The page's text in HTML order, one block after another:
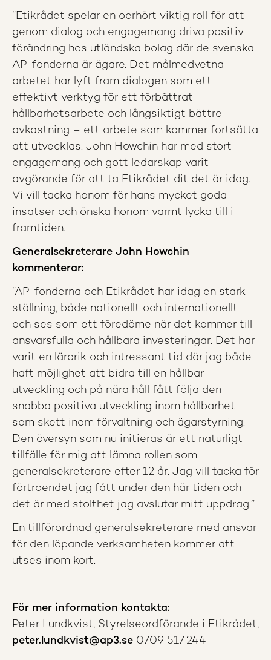
”Etikrådet spelar en oerhört viktig roll för att
genom dialog och engagemang driva positiv
förändring hos utländska bolag där de svenska
AP-fonderna är ägare. Det målmedvetna
arbetet har lyft fram dialogen som ett
effektivt verktyg för ett förbättrat
hållbarhetsarbete och långsiktigt bättre
avkastning – ett arbete som kommer fortsätta
att utvecklas. John Howchin har med stort
engagemang och gott ledarskap varit
avgörande för att ta Etikrådet dit det är idag.
Vi vill tacka honom för hans mycket goda
insatser och önska honom varmt lycka till i
framtiden.
Generalsekreterare John Howchin
kommenterar:
”AP-fonderna och Etikrådet har idag en stark
ställning, både nationellt och internationellt
och ses som ett föredöme när det kommer till
ansvarsfulla och hållbara investeringar. Det har
varit en lärorik och intressant tid där jag både
haft möjlighet att bidra till en hållbar
utveckling och på nära håll fått följa den
snabba positiva utveckling inom hållbarhet
som skett inom förvaltning och ägarstyrning.
Den översyn som nu initieras är ett naturligt
tillfälle för mig att lämna rollen som
generalsekreterare efter 12 år. Jag vill tacka för
förtroendet jag fått under den här tiden och
det är med stolthet jag avslutar mitt uppdrag.”
En tillförordnad generalsekreterare med ansvar
för den löpande verksamheten kommer att
utses inom kort.
För mer information kontakta:
Peter Lundkvist, Styrelseordförande i Etikrådet,
peter.lundkvist@ap3.se 0709 517 244